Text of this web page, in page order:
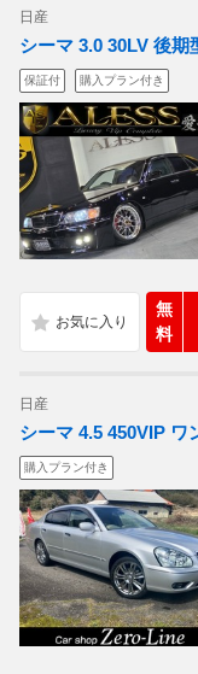
日産
シーマ 3.0 30LV 後
保証付 購入プラン付き
無
料
日産
シーマ 4.5 450VIP
購入プラン付き